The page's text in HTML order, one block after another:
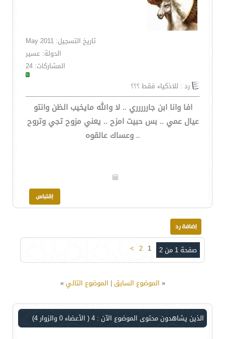
تاريخ التسجيل: May 2011
الدولة: عسير
المشاركات: 24
رد : للاذكياء فقط ؟؟؟
افا وانا ابن جاررررري .. لا والله مايخيب الظن وانتو
عيال عمي .. بس حبيت امزح .. يعني مزوح تجي وتروح
.. وعساك عالقوه
صفحة 1 من 2 1
2
>
« الموضوع السابق| الموضوع التالي»
الذين يشاهدون محتوى الموضوع الآن : 4 ( الأعضاء 0 والزوار 4)